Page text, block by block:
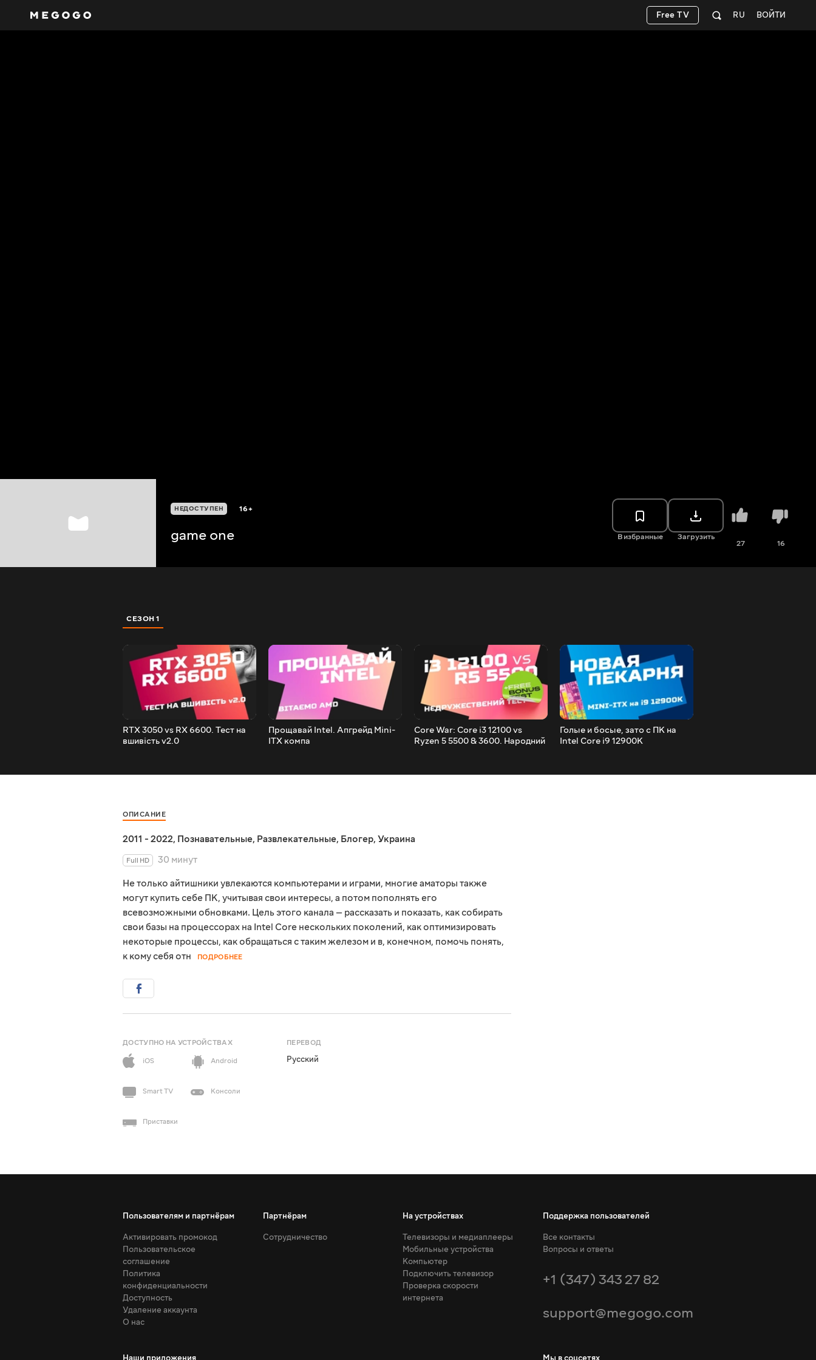
ВОЙТИ
RU
Free TV
НЕДОСТУПЕН 16+
game one В избранные Загрузить
27 16
СЕЗОН 1
RTX 3050 vs RX 6600. Тест на
вшивість v2.0
Прощавай Intel. Апгрейд Mini-
ITX компа
Core War: Core i3 12100 vs
Ryzen 5 5500 & 3600. Народний
Голые и босые, зато с ПК на
Intel Core i9 12900K
ОПИСАНИЕ
2011 - 2022, Познавательные, Развлекательные, Блогер, Украина
Full HD
30 минут
Не только айтишники увлекаются компьютерами и играми, многие аматоры также
могут купить себе ПК, учитывая свои интересы, а потом пополнять его
всевозможными обновками. Цель этого канала — рассказать и показать, как собирать
свои базы на процессорах на Intel Core нескольких поколений, как оптимизировать
некоторые процессы, как обращаться с таким железом и в, конечном, помочь понять,
к кому себя отн
ПОДРОБНЕЕ
ДОСТУПНО НА УСТРОЙСТВАХ
iOS
Android
Smart TV Консоли
Приставки
ПЕРЕВОД
Русский
Пользователям и партнёрам
Активировать промокод
Пользовательское
соглашение
Политика
конфиденциальности
Доступность
Удаление аккаунта
О нас
Партнёрам
Сотрудничество
На устройствах
Телевизоры и медиаплееры
Мобильные устройства
Компьютер
Подключить телевизор
Проверка скорости
интернета
Поддержка пользователей
Все контакты
Вопросы и ответы
+1 (347) 343 27 82
support@megogo.com